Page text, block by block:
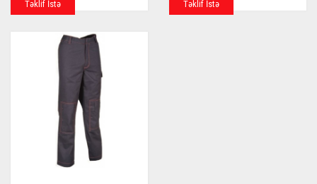
Təklif İstə Təklif İstə